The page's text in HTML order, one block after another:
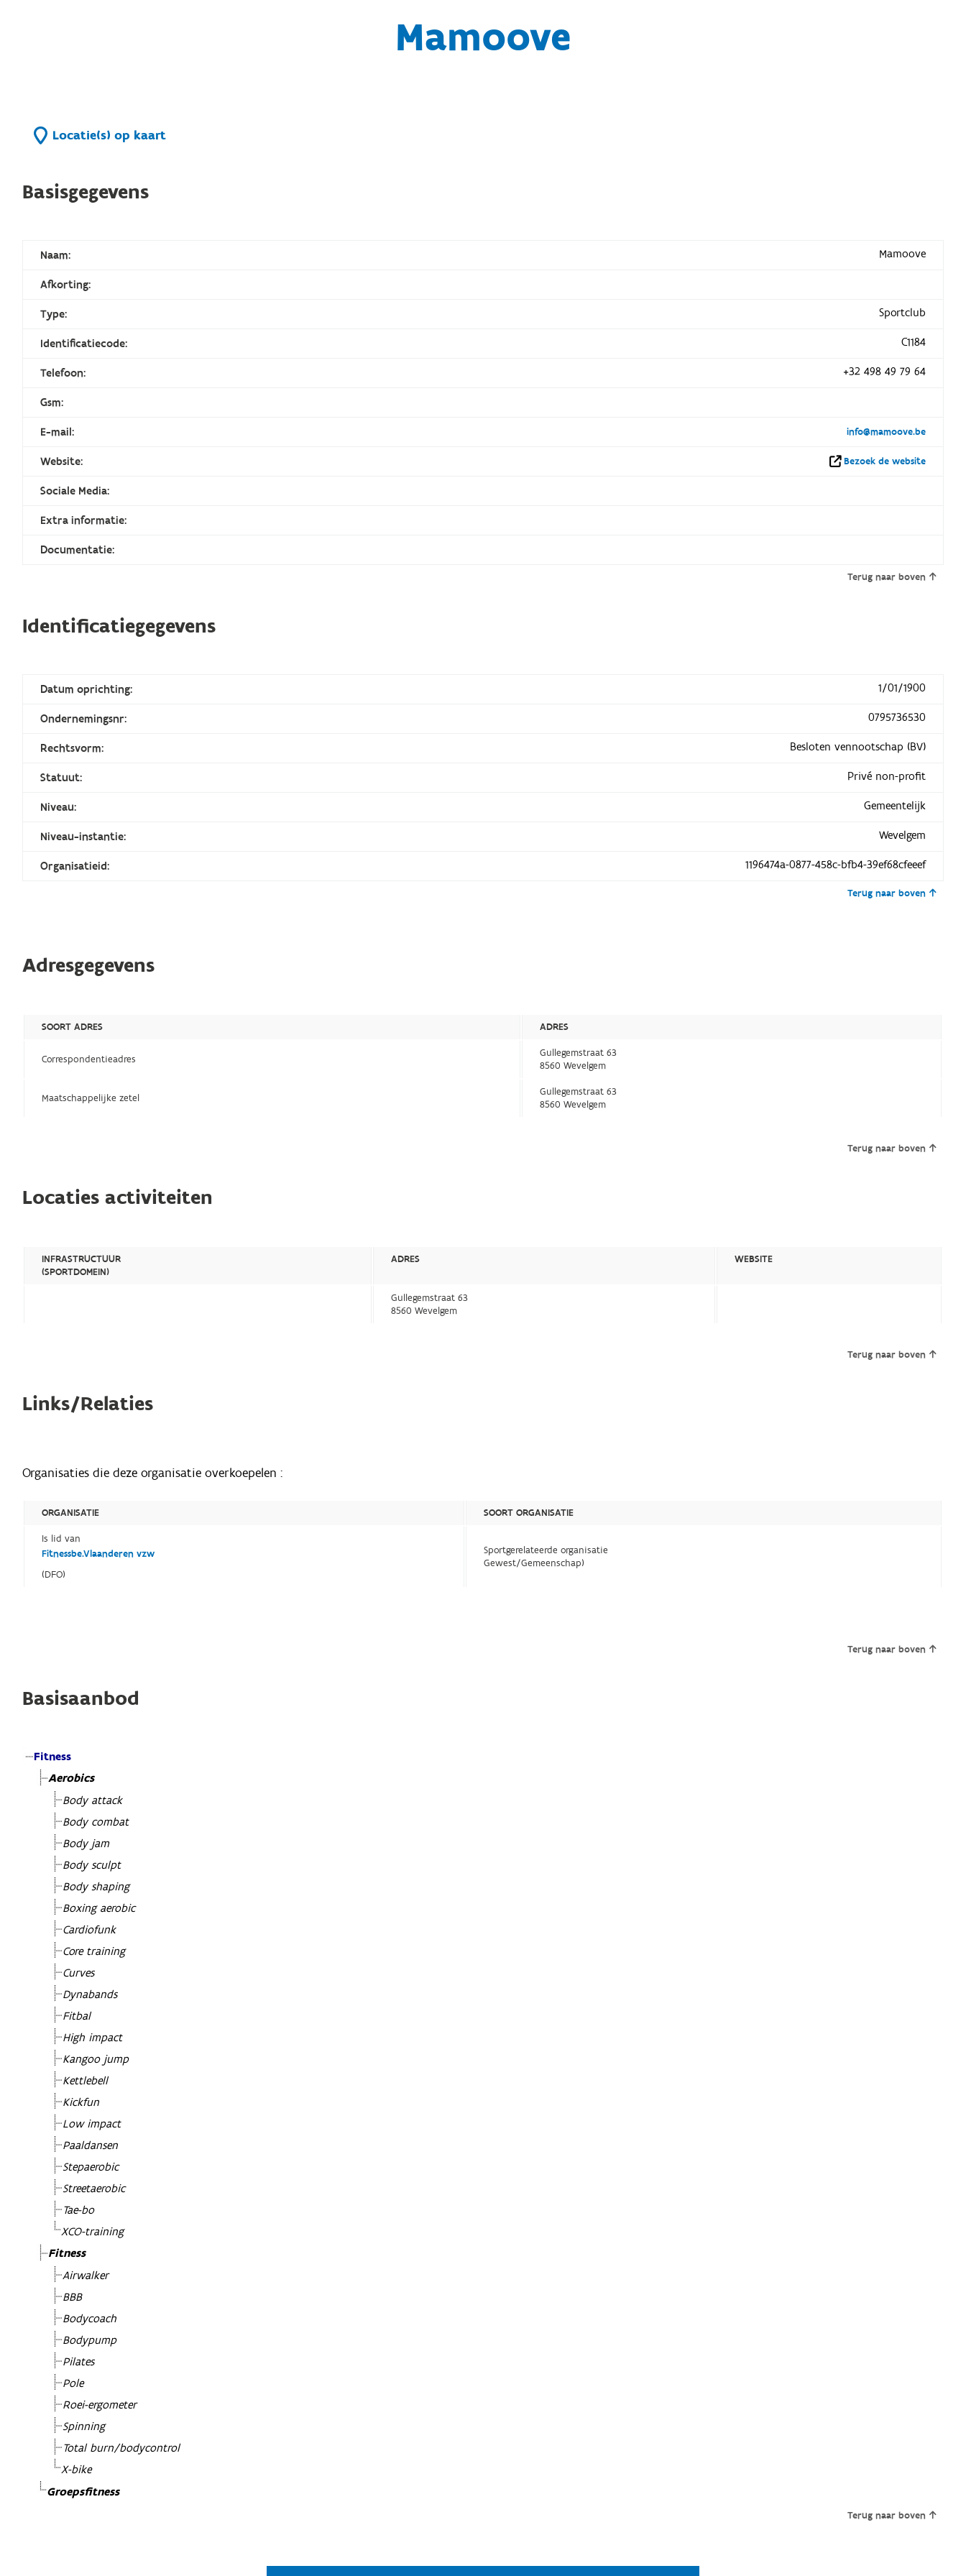
Mamoove
Locatie(s) op kaart
Basisgegevens
Naam: Mamoove
Afkorting:
Type: Sportclub
Identificatiecode: C1184
Telefoon: +32 498 49 79 64
Gsm:
E-mail: info@mamoove.be
Website: Bezoek de website
Sociale Media:
Extra informatie:
Documentatie:
Terug naar boven
Identificatiegegevens
Datum oprichting: 1/01/1900
Ondernemingsnr: 0795736530
Rechtsvorm: Besloten vennootschap (BV)
Statuut: Privé non-profit
Niveau: Gemeentelijk
Niveau-instantie: Wevelgem
Organisatieid: 1196474a-0877-458c-bfb4-39ef68cfeeef
Terug naar boven
Adresgegevens
SOORT ADRES ADRES
Correspondentieadres
Gullegemstraat 63
8560 Wevelgem
Maatschappelijke zetel
Gullegemstraat 63
8560 Wevelgem
Terug naar boven
Locaties activiteiten
INFRASTRUCTUUR
(SPORTDOMEIN)
ADRES WEBSITE
Gullegemstraat 63
8560 Wevelgem
Terug naar boven
Links/Relaties
Organisaties die deze organisatie overkoepelen :
ORGANISATIE
SOORT ORGANISATIE
Is lid van
Fitnessbe.Vlaanderen vzw
(DFO)
Sportgerelateerde organisatie
Gewest/Gemeenschap)
Terug naar boven
Basisaanbod
Fitness
Aerobics
Body attack
Body combat
Body jam
Body sculpt
Body shaping
Boxing aerobic
Cardiofunk
Core training
Curves
Dynabands
Fitbal
High impact
Kangoo jump
Kettlebell
Kickfun
Low impact
Paaldansen
Stepaerobic
Streetaerobic
Tae-bo
XCO-training
Fitness
Airwalker
BBB
Bodycoach
Bodypump
Pilates
Pole
Roei-ergometer
Spinning
Total burn/bodycontrol
X-bike
Groepsfitness
Terug naar boven